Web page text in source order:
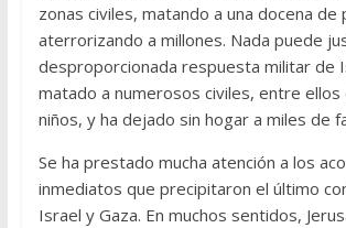
zonas civiles, matando a una docena de
aterrorizando a millones. Nada puede
desproporcionada respuesta militar de
matado a numerosos civiles, entre ellos
niños, y ha dejado sin hogar a miles de
Se ha prestado mucha atención a los
inmediatos que precipitaron el último
Israel y Gaza. En muchos sentidos,